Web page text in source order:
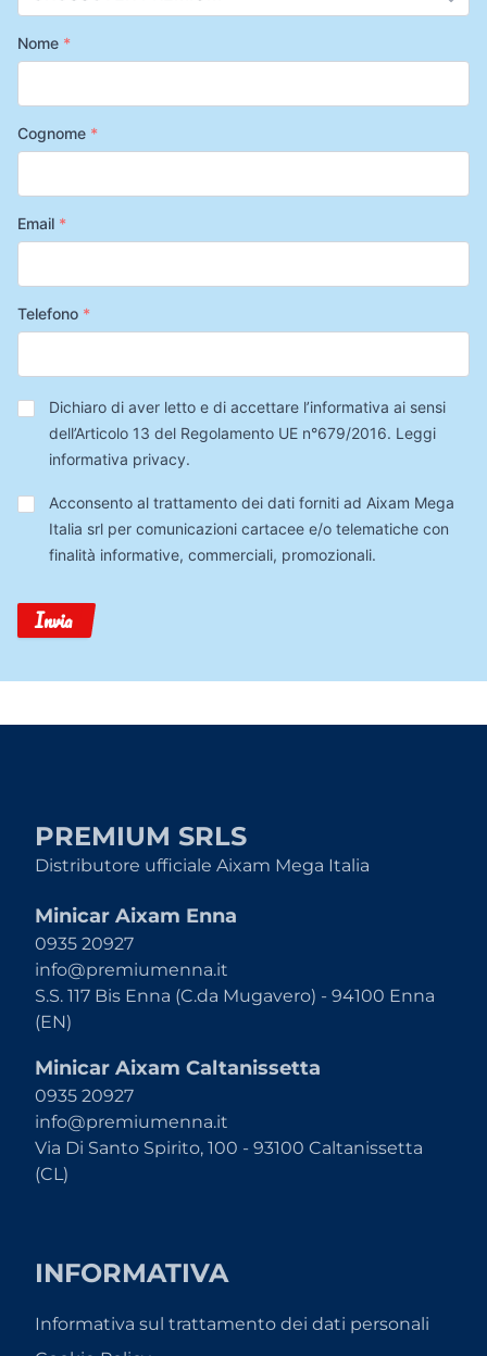
Nome *
Cognome *
Email *
Telefono *
Privacy*
Dichiaro di aver letto e di accettare l’informativa ai sensi
dell’Articolo 13 del Regolamento UE n°679/2016. Leggi
informativa privacy.
Trattamento
Dati
Acconsento al trattamento dei dati forniti ad Aixam Mega
Italia srl per comunicazioni cartacee e/o telematiche con
finalità informative, commerciali, promozionali.
Invia
PREMIUM SRLS
Distributore ufficiale Aixam Mega Italia
Minicar Aixam Enna
0935 20927
info@premiumenna.it
S.S. 117 Bis Enna (C.da Mugavero) - 94100 Enna
(EN)
Minicar Aixam Caltanissetta
0935 20927
info@premiumenna.it
Via Di Santo Spirito, 100 - 93100 Caltanissetta
(CL)
INFORMATIVA
Informativa sul trattamento dei dati personali